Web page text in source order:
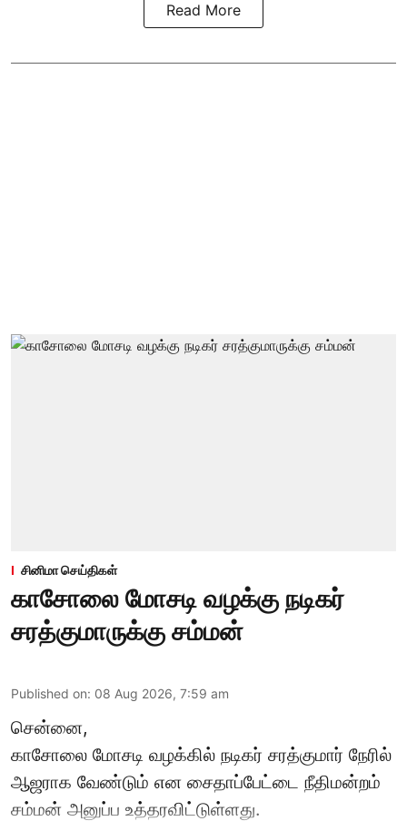
Read More
சினிமா செய்திகள்
காசோலை மோசடி வழக்கு நடிகர்
சரத்குமாருக்கு சம்மன்
Published on: 08 Aug 2026, 7:59 am
சென்னை,
காசோலை மோசடி வழக்கில் நடிகர் சரத்குமார் நேரில்
ஆஜராக வேண்டும் என சைதாப்பேட்டை நீதிமன்றம்
சம்மன் அனுப்ப உத்தரவிட்டுள்ளது.